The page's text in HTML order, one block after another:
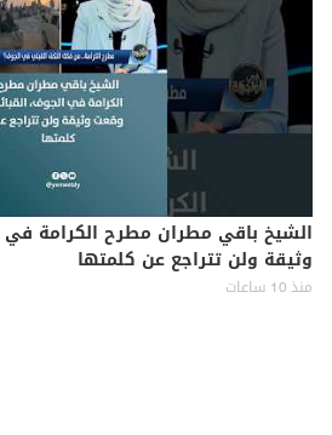
الشيخ باقي مطران مطرح الكرامة في
وثيقة ولن تتراجع عن كلمتها
منذ 10 ساعات